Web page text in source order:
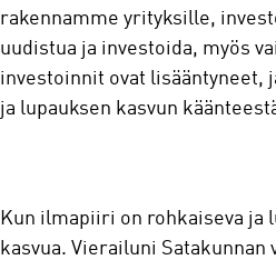
rakennamme yrityksille,
uudistua ja investoida, myös
investoinnit ovat lisääntyneet,
ja lupauksen kasvun
Kun ilmapiiri on rohkaiseva ja
kasvua. Vierailuni